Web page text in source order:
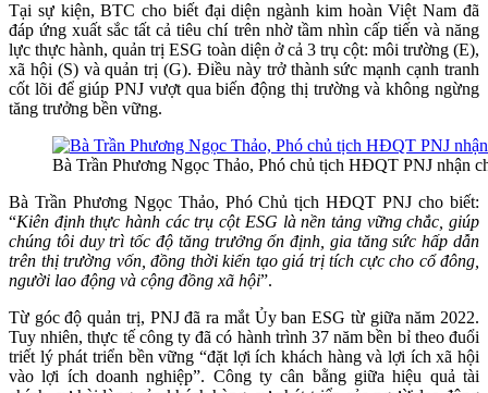
Tại sự kiện, BTC cho biết đại diện ngành kim hoàn Việt Nam đã
đáp ứng xuất sắc tất cả tiêu chí trên nhờ tầm nhìn cấp tiến và năng
lực thực hành, quản trị ESG toàn diện ở cả 3 trụ cột: môi trường (E),
xã hội (S) và quản trị (G). Điều này trở thành sức mạnh cạnh tranh
cốt lõi để giúp PNJ vượt qua biến động thị trường và không ngừng
tăng trưởng bền vững.
Bà Trần Phương Ngọc Thảo, Phó chủ tịch HĐQT PNJ nhận
Bà Trần Phương Ngọc Thảo, Phó Chủ tịch HĐQT PNJ cho biết:
“Kiên định thực hành các trụ cột ESG là nền tảng vững chắc, giúp
chúng tôi duy trì tốc độ tăng trưởng ổn định, gia tăng sức hấp dẫn
trên thị trường vốn, đồng thời kiến tạo giá trị tích cực cho cổ đông,
người lao động và cộng đồng xã hội”.
Từ góc độ quản trị, PNJ đã ra mắt Ủy ban ESG từ giữa năm 2022.
Tuy nhiên, thực tế công ty đã có hành trình 37 năm bền bỉ theo đuổi
triết lý phát triển bền vững “đặt lợi ích khách hàng và lợi ích xã hội
vào lợi ích doanh nghiệp”. Công ty cân bằng giữa hiệu quả tài